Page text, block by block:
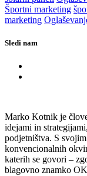
Športni marketing
marketing
Sledi nam
Marko Kotnik je
idejami in
podjetništva. S
konvencionalnih
katerih se govori –
blagovno znamko